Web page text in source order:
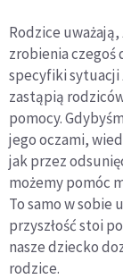
Rodzice
zrobienia czegoś
specyfiki sytuacji
zastąpią
pomocy.
jego oczami,
jak przez
możemy pomóc
To samo w sobie
przyszłość stoi
nasze dziecko
rodzice.